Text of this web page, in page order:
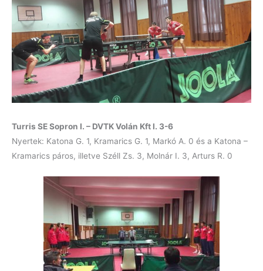
Turris SE Sopron I. – DVTK Volán Kft I. 3-6
Nyertek: Katona G. 1, Kramarics G. 1, Markó A. 0 és a Katona –
Kramarics páros, illetve Széll Zs. 3, Molnár I. 3, Arturs R. 0